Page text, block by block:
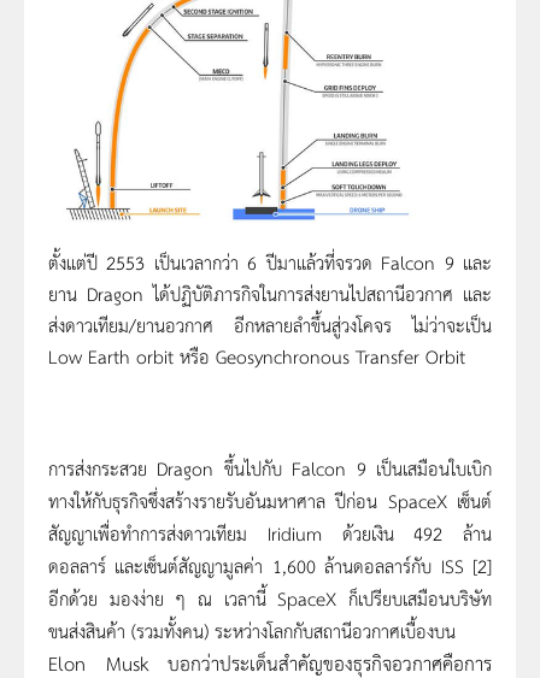
ตั้งแต่ปี 2553 เป็นเวลากว่า 6 ปีมาแล้วที่จรวด Falcon 9 และ
ยาน Dragon ได้ปฏิบัติภารกิจในการส่งยานไปสถานีอวกาศ และ
ส่งดาวเทียม/ยานอวกาศ อีกหลายลำขึ้นสู่วงโคจร ไม่ว่าจะเป็น
Low Earth orbit หรือ Geosynchronous Transfer Orbit
การส่งกระสวย Dragon ขึ้นไปกับ Falcon 9 เป็นเสมือนใบเบิก
ทางให้กับธุรกิจซึ่งสร้างรายรับอันมหาศาล ปีก่อน SpaceX เซ็นต์
สัญญาเพื่อทำการส่งดาวเทียม Iridium ด้วยเงิน 492 ล้าน
ดอลลาร์ และเซ็นต์สัญญามูลค่า 1,600 ล้านดอลลาร์กับ ISS [2]
อีกด้วย มองง่าย ๆ ณ เวลานี้ SpaceX ก็เปรียบเสมือนบริษัท
ขนส่งสินค้า (รวมทั้งคน) ระหว่างโลกกับสถานีอวกาศเบื้องบน
Elon Musk บอกว่าประเด็นสำคัญของธุรกิจอวกาศคือการ